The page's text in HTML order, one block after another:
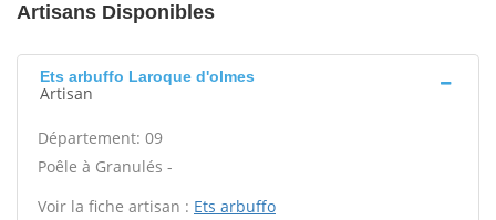
Artisans Disponibles
Ets arbuffo Laroque d'olmes
Artisan
Département: 09
Poêle à Granulés -
Voir la fiche artisan : Ets arbuffo